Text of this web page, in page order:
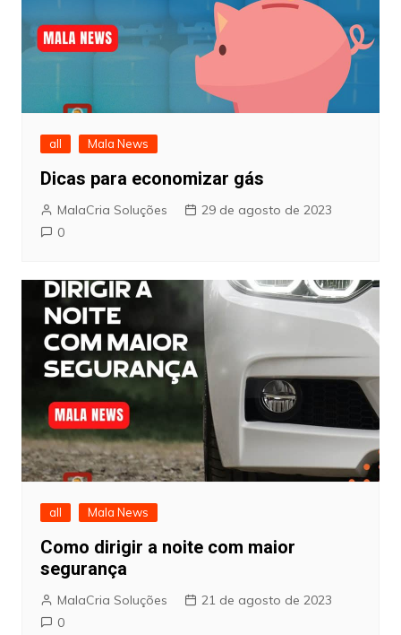
all Mala News
Dicas para economizar gás
MalaCria Soluções
29 de agosto de 2023
0
all Mala News
Como dirigir a noite com maior
segurança
MalaCria Soluções
21 de agosto de 2023
0